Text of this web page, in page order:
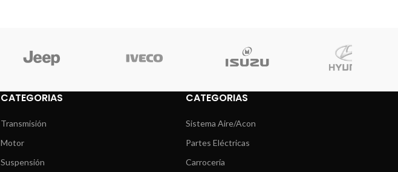
CATEGORIAS
Transmisión
Motor
Suspensión
CATEGORIAS
Sistema Aire/Acon
Partes Eléctricas
Carrocería